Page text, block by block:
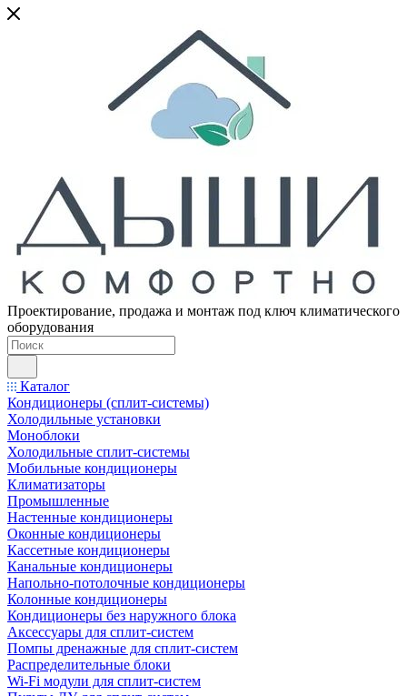
Проектирование, продажа и монтаж под ключ климатического
оборудования
Каталог
Кондиционеры (сплит-системы)
Холодильные установки
Моноблоки
Холодильные сплит-системы
Мобильные кондиционеры
Климатизаторы
Промышленные
Настенные кондиционеры
Оконные кондиционеры
Кассетные кондиционеры
Канальные кондиционеры
Напольно-потолочные кондиционеры
Колонные кондиционеры
Кондиционеры без наружного блока
Аксессуары для сплит-систем
Помпы дренажные для сплит-систем
Распределительные блоки
Wi-Fi модули для сплит-систем